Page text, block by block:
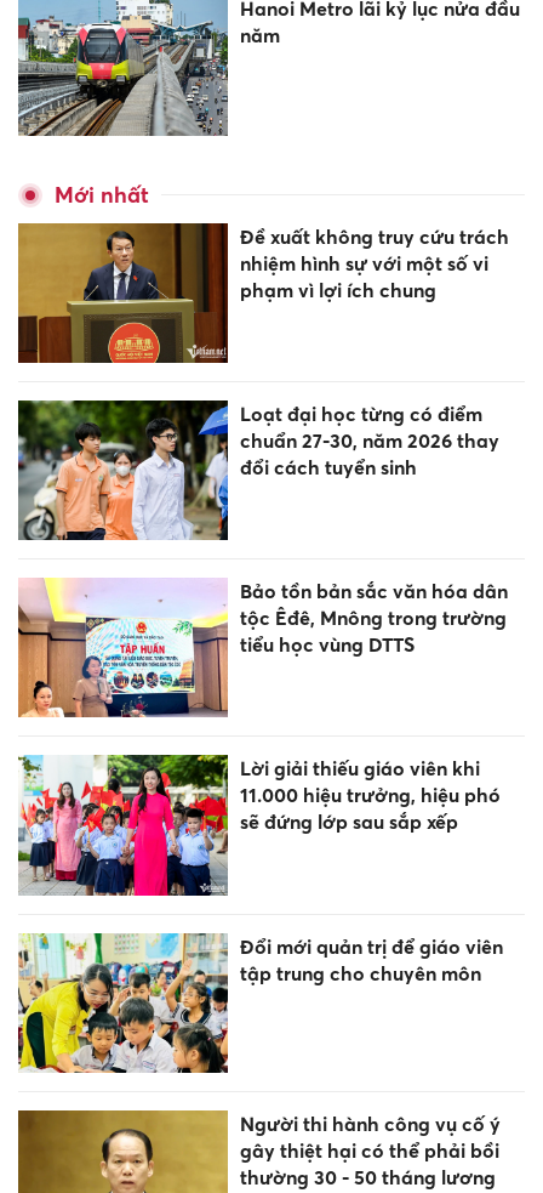
Hanoi Metro lãi kỷ lục nửa đầu
năm
Mới nhất
Đề xuất không truy cứu trách
nhiệm hình sự với một số vi
phạm vì lợi ích chung
Loạt đại học từng có điểm
chuẩn 27-30, năm 2026 thay
đổi cách tuyển sinh
Bảo tồn bản sắc văn hóa dân
tộc Êđê, Mnông trong trường
tiểu học vùng DTTS
Lời giải thiếu giáo viên khi
11.000 hiệu trưởng, hiệu phó
sẽ đứng lớp sau sắp xếp
Đổi mới quản trị để giáo viên
tập trung cho chuyên môn
Người thi hành công vụ cố ý
gây thiệt hại có thể phải bồi
thường 30 - 50 tháng lương